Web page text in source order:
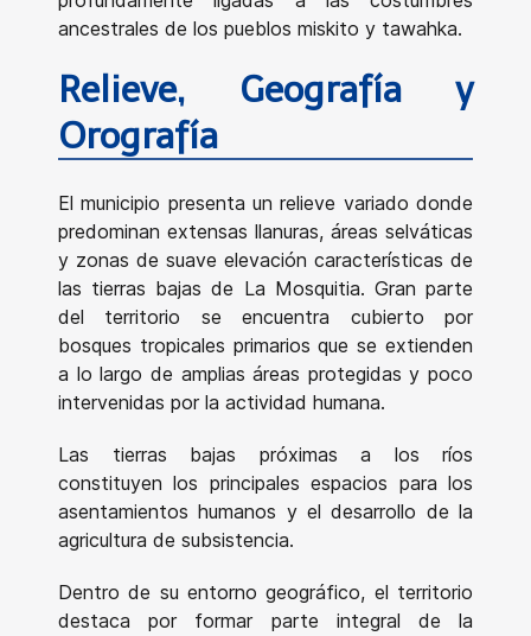
ancestrales de los pueblos miskito y tawahka.
Relieve, Geografía y
Orografía
El municipio presenta un relieve variado donde
predominan extensas llanuras, áreas selváticas
y zonas de suave elevación características de
las tierras bajas de La Mosquitia. Gran parte
del territorio se encuentra cubierto por
bosques tropicales primarios que se extienden
a lo largo de amplias áreas protegidas y poco
intervenidas por la actividad humana.
Las tierras bajas próximas a los ríos
constituyen los principales espacios para los
asentamientos humanos y el desarrollo de la
agricultura de subsistencia.
Dentro de su entorno geográfico, el territorio
destaca por formar parte integral de la